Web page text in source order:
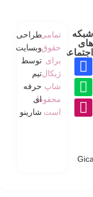
شبکه
های
اجتماعی
تمامی
حقوق
برای
ژیکال
شاپ
محفوط
است
طراحی
وبسایت
توسط
تیم
حرفه
ای
شارینو